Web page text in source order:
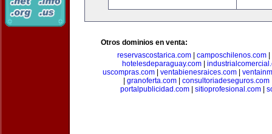
Otros dominios en venta:
reservascostarica.com
camposchilenos.com
hotelesdeparaguay.com|
uscompras.com| ventabienesraices.com|
granoferta.com| consultoriadeseguros.com
portalpublicidad.com
sitioprofesional.com